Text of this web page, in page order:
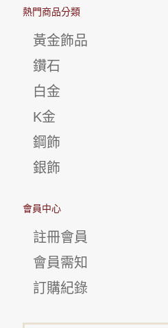
熱門商品分類
黃金飾品
鑽石
白金
K金
鋼飾
銀飾
會員中心
註冊會員
會員需知
訂購紀錄